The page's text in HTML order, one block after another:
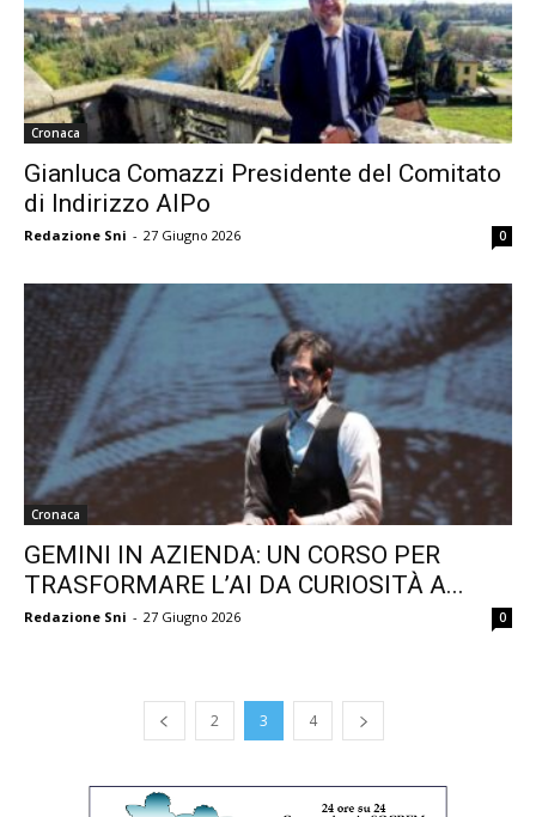
Cronaca
Gianluca Comazzi Presidente del Comitato
di Indirizzo AIPo
Redazione Sni - 27 Giugno 2026 0
Cronaca
GEMINI IN AZIENDA: UN CORSO PER
TRASFORMARE L’AI DA CURIOSITÀ A...
Redazione Sni - 27 Giugno 2026 0
2 3 4